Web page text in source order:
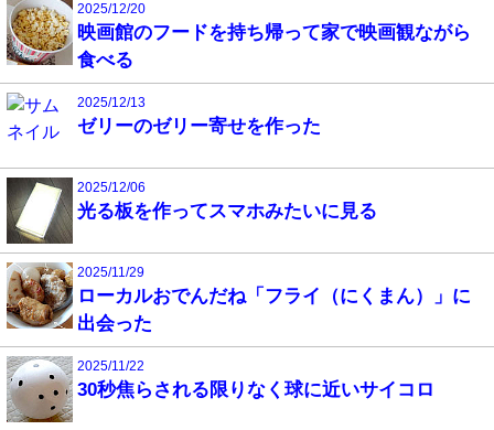
2025/12/20
映画館のフードを持ち帰って家で映画観ながら
食べる
2025/12/13
ゼリーのゼリー寄せを作った
2025/12/06
光る板を作ってスマホみたいに見る
2025/11/29
ローカルおでんだね「フライ（にくまん）」に
出会った
2025/11/22
30秒焦らされる限りなく球に近いサイコロ